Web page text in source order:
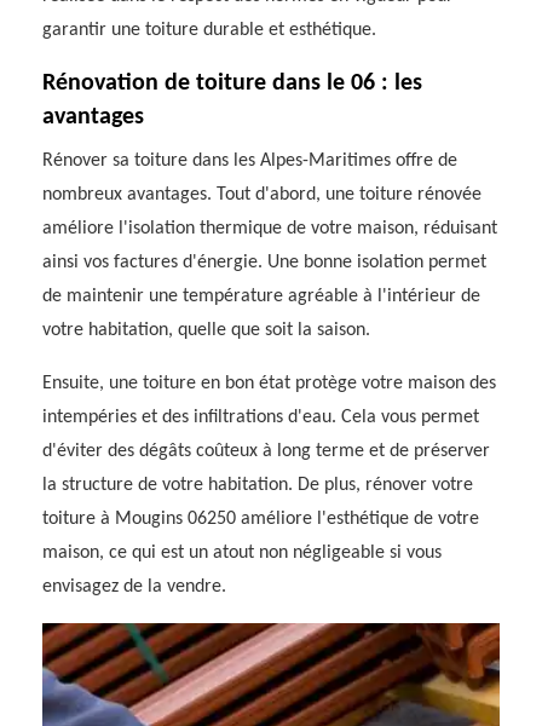
garantir une toiture durable et esthétique.
Rénovation de toiture dans le 06 : les
avantages
Rénover sa toiture dans les Alpes-Maritimes offre de
nombreux avantages. Tout d'abord, une toiture rénovée
améliore l'isolation thermique de votre maison, réduisant
ainsi vos factures d'énergie. Une bonne isolation permet
de maintenir une température agréable à l'intérieur de
votre habitation, quelle que soit la saison.
Ensuite, une toiture en bon état protège votre maison des
intempéries et des infiltrations d'eau. Cela vous permet
d'éviter des dégâts coûteux à long terme et de préserver
la structure de votre habitation. De plus, rénover votre
toiture à Mougins 06250 améliore l'esthétique de votre
maison, ce qui est un atout non négligeable si vous
envisagez de la vendre.